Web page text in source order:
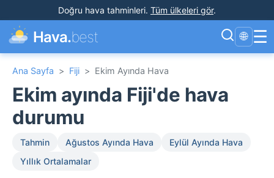
Doğru hava tahminleri. Tüm ülkeleri gör.
Hava.best 🌐 ☰
Ana Sayfa > Fiji > Ekim Ayında Hava
Ekim ayında Fiji'de hava
durumu
Tahmin Ağustos Ayında Hava
Eylül Ayında Hava
Yıllık Ortalamalar